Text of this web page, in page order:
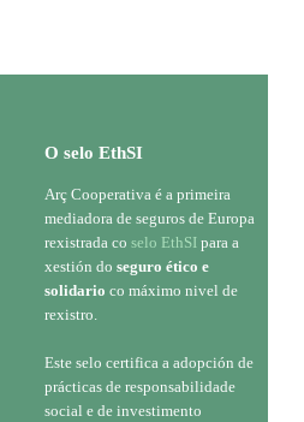
O selo EthSI
Arç Cooperativa é a primeira
mediadora de seguros de Europa
rexistrada co selo EthSIpara a
xestión do seguro ético e
solidario co máximo nivel de
rexistro.
Este selo certifica a adopción de
prácticas de responsabilidade
social e de investimento